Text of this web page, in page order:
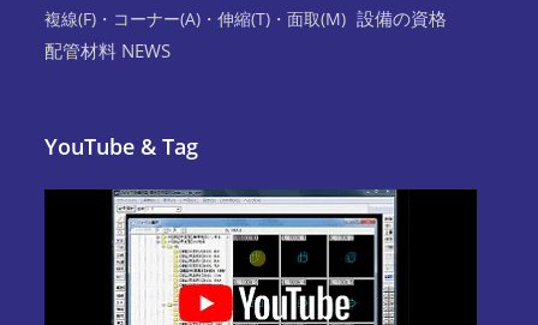
複線(F)・コーナー(A)・伸縮(T)・面取(M) 設備の資格
配管材料 NEWS
YouTube & Tag